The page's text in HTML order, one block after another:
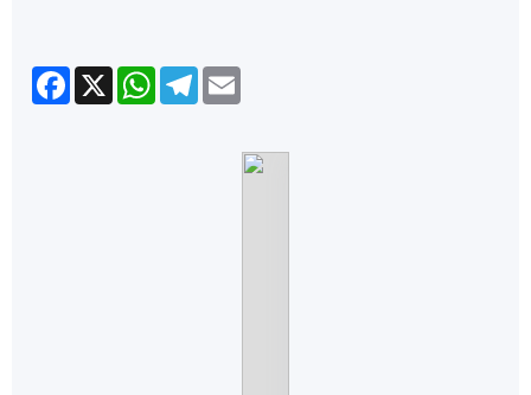
Facebook
X WhatsApp
Telegram